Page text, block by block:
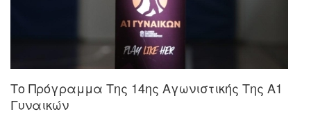
Το Πρόγραμμα Της 14ης Αγωνιστικής Της Α1
Γυναικών